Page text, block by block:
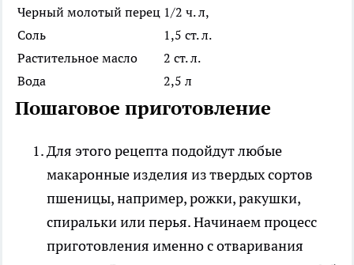
Черный молотый перец 1/2 ч. л,
Соль
1,5 ст. л.
Растительное масло
2 ст. л.
Вода
2,5 л
Пошаговое приготовление
Для этого рецепта подойдут любые
макаронные изделия из твердых сортов
пшеницы, например, рожки, ракушки,
спиральки или перья. Начинаем процесс
приготовления именно с отваривания